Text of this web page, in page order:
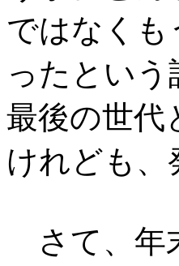
ではなくも
ったとい
最後の世代
けれども、
さて、年